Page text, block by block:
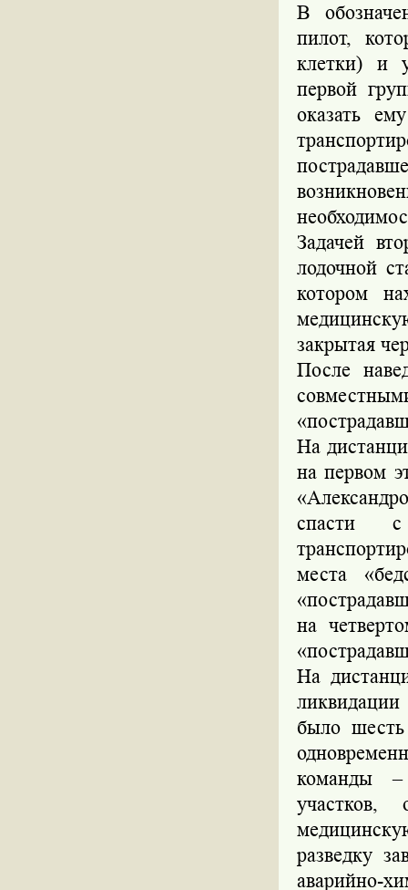
В
пилот,
клетки) и
первой
оказать
Задачей
лодочной
котором
закрытая
После
На
на первом
спасти с
места
на
На
было шесть
команды –
участков,
разведку
аварийно-